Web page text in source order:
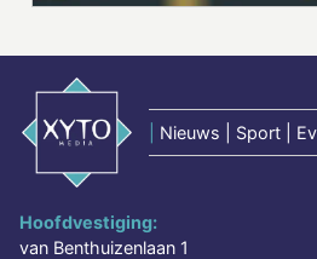
Nieuws | Sport |
Hoofdvestiging:
van Benthuizenlaan 1